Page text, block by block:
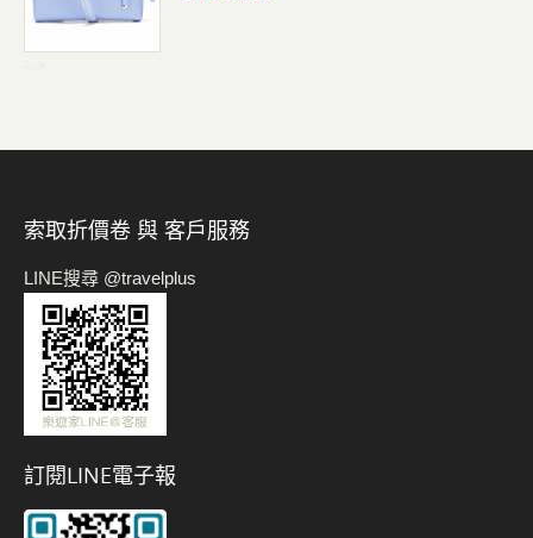
索取折價卷 與 客戶服務
LINE搜尋 @travelplus
訂閱LINE電子報